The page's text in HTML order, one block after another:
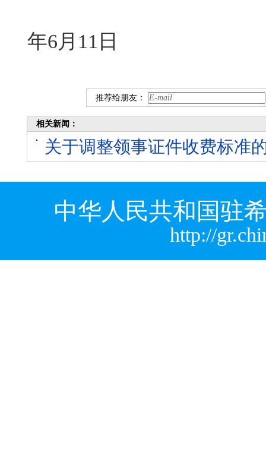
年6月11日
推荐给朋友：
相关新闻：
关于调整领事证件收费标准
中华人民共和国驻
http://